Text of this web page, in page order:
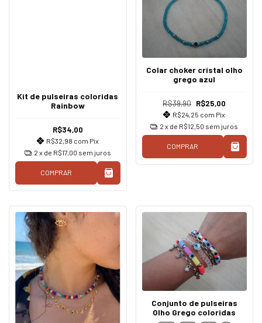
Kit de pulseiras coloridas
Rainbow
R$34,00
R$32,98 com Pix
2 x de R$17,00 sem juros
COMPRAR
Colar choker cristal olho
grego azul
R$39,90 R$25,00
R$24,25 com Pix
2 x de R$12,50 sem juros
COMPRAR
Conjunto de pulseiras
Olho Grego coloridas